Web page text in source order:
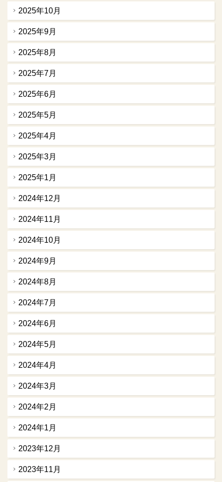
2025年10月
2025年9月
2025年8月
2025年7月
2025年6月
2025年5月
2025年4月
2025年3月
2025年1月
2024年12月
2024年11月
2024年10月
2024年9月
2024年8月
2024年7月
2024年6月
2024年5月
2024年4月
2024年3月
2024年2月
2024年1月
2023年12月
2023年11月